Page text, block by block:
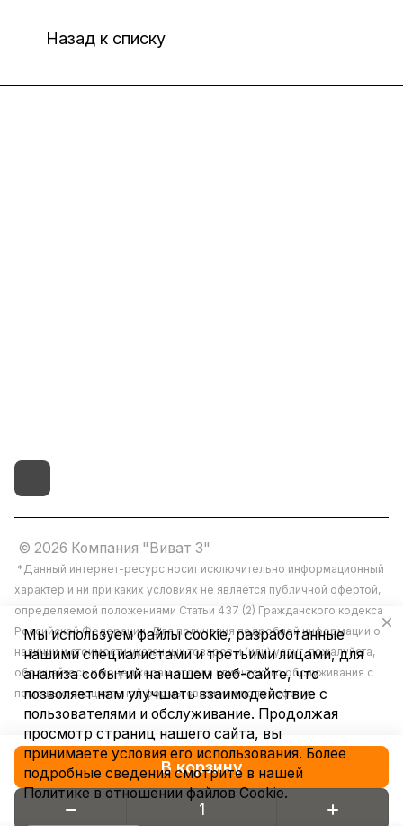
В корзину
Назад к списку
© 2026 Компания "Виват 3"
*Данный интернет-ресурс носит исключительно информационный
характер и ни при каких условиях не является публичной офертой,
определяемой положениями Статьи 437 (2) Гражданского кодекса
Российской Федерации. Для получения подробной информации о
наличии и стоимости указанных товаров и (или) услуг, пожалуйста,
обращайтесь к менеджерам отдела клиентского обслуживания с
помощью специальной формы связи или по телефону.
Конфиденциальность
Мы используем файлы cookie, разработанные
нашими специалистами и третьими лицами, для
анализа событий на нашем веб-сайте, что
позволяет нам улучшать взаимодействие с
пользователями и обслуживание. Продолжая
просмотр страниц нашего сайта, вы
принимаете условия его использования. Более
подробные сведения смотрите в нашей
Политике в отношении файлов Cookie.